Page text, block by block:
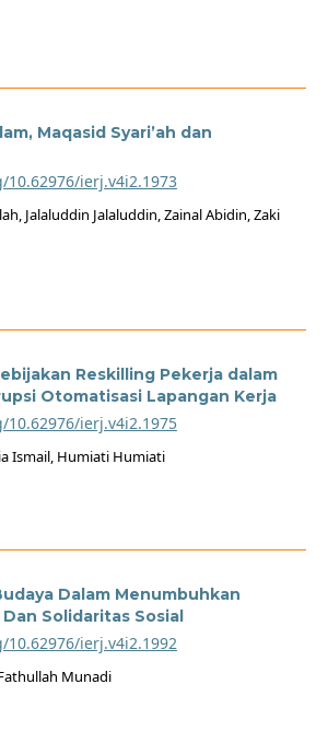
Maqasid Syari’ah dan
ierj.v4i2.1973
Jalaluddin Jalaluddin, Zainal Abidin, Zaki
Reskilling Pekerja dalam
Otomatisasi Lapangan Kerja
ierj.v4i2.1975
Ismail, Humiati Humiati
Dalam Menumbuhkan
Solidaritas Sosial
ierj.v4i2.1992
Munadi